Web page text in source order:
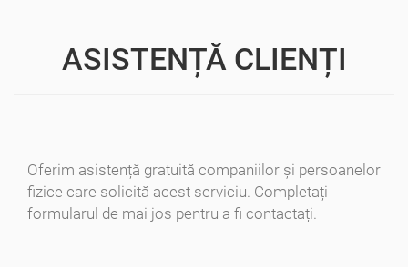
ASISTENȚĂ CLIENȚI
Oferim asistență gratuită companiilor și persoanelor
fizice care solicită acest serviciu. Completați
formularul de mai jos pentru a fi contactați.